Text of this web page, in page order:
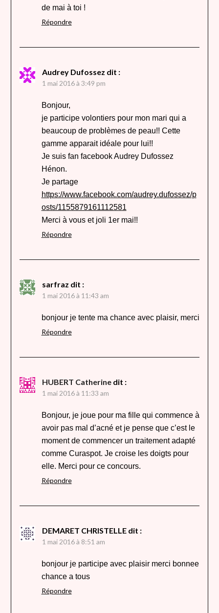
de mai à toi !
Répondre
Audrey Dufossez dit :
1 mai 2016 à 3:49 pm
Bonjour,
je participe volontiers pour mon mari qui a
beaucoup de problèmes de peau!! Cette
gamme apparait idéale pour lui!!
Je suis fan facebook Audrey Dufossez
Hénon.
Je partage
https://www.facebook.com/audrey.dufossez/p
osts/1155879161112581
Merci à vous et joli 1er mai!!
Répondre
sarfraz dit :
1 mai 2016 à 11:43 am
bonjour je tente ma chance avec plaisir, merci
Répondre
HUBERT Catherine dit :
1 mai 2016 à 11:33 am
Bonjour, je joue pour ma fille qui commence à
avoir pas mal d’acné et je pense que c’est le
moment de commencer un traitement adapté
comme Curaspot. Je croise les doigts pour
elle. Merci pour ce concours.
Répondre
DEMARET CHRISTELLE dit :
1 mai 2016 à 8:51 am
bonjour je participe avec plaisir merci bonnee
chance a tous
Répondre